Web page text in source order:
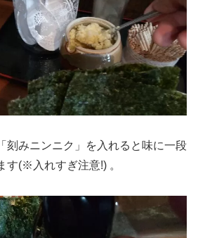
刻みニンニク」を入れると味に一段
す(※入れすぎ注意!) 。